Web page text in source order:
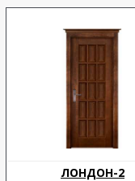
ЛОНДОН-2